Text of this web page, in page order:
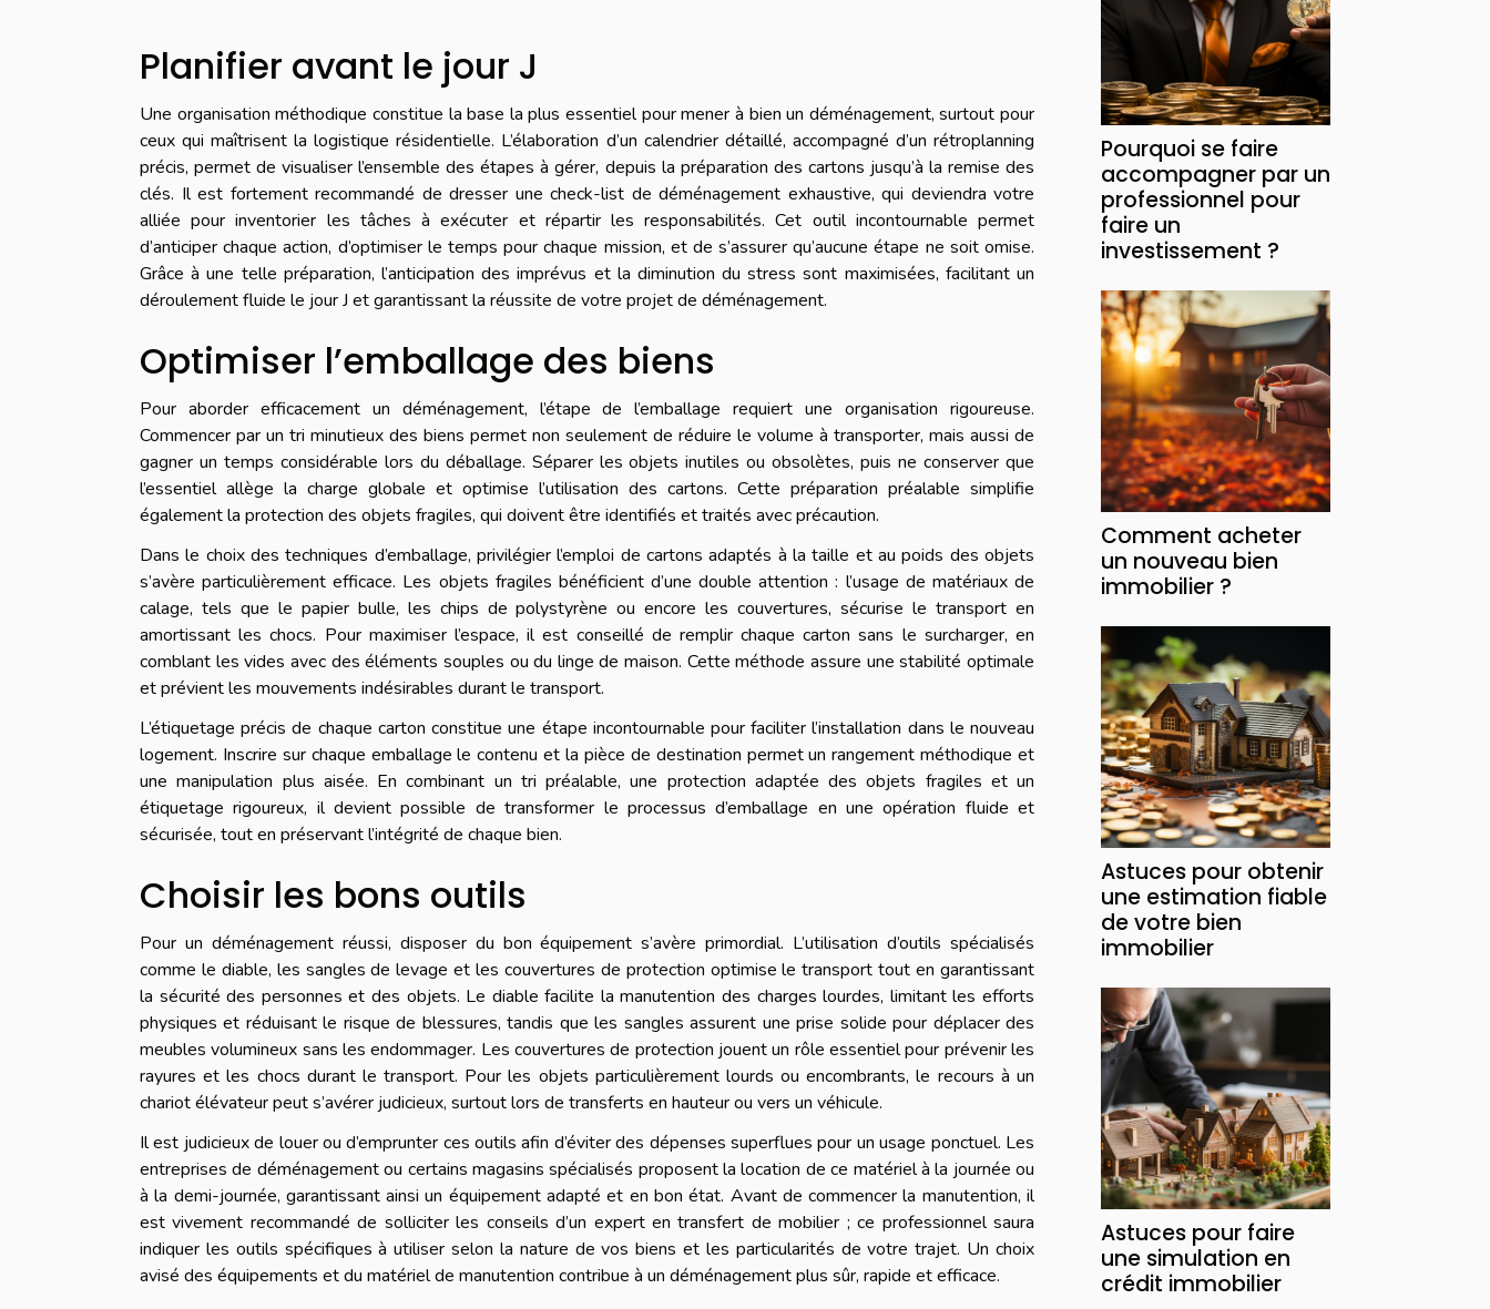
Planifier avant le jour J
Une organisation méthodique constitue la base la plus essentiel pour mener à bien un déménagement, surtout pour
ceux qui maîtrisent la logistique résidentielle. L’élaboration d’un calendrier détaillé, accompagné d’un rétroplanning
précis, permet de visualiser l’ensemble des étapes à gérer, depuis la préparation des cartons jusqu’à la remise des
clés. Il est fortement recommandé de dresser une check-list de déménagement exhaustive, qui deviendra votre
alliée pour inventorier les tâches à exécuter et répartir les responsabilités. Cet outil incontournable permet
d’anticiper chaque action, d’optimiser le temps pour chaque mission, et de s’assurer qu’aucune étape ne soit omise.
Grâce à une telle préparation, l’anticipation des imprévus et la diminution du stress sont maximisées, facilitant un
déroulement fluide le jour J et garantissant la réussite de votre projet de déménagement.
Optimiser l’emballage des biens
Pour aborder efficacement un déménagement, l’étape de l’emballage requiert une organisation rigoureuse.
Commencer par un tri minutieux des biens permet non seulement de réduire le volume à transporter, mais aussi de
gagner un temps considérable lors du déballage. Séparer les objets inutiles ou obsolètes, puis ne conserver que
l’essentiel allège la charge globale et optimise l’utilisation des cartons. Cette préparation préalable simplifie
également la protection des objets fragiles, qui doivent être identifiés et traités avec précaution.
Dans le choix des techniques d’emballage, privilégier l’emploi de cartons adaptés à la taille et au poids des objets
s’avère particulièrement efficace. Les objets fragiles bénéficient d’une double attention : l’usage de matériaux de
calage, tels que le papier bulle, les chips de polystyrène ou encore les couvertures, sécurise le transport en
amortissant les chocs. Pour maximiser l’espace, il est conseillé de remplir chaque carton sans le surcharger, en
comblant les vides avec des éléments souples ou du linge de maison. Cette méthode assure une stabilité optimale
et prévient les mouvements indésirables durant le transport.
L’étiquetage précis de chaque carton constitue une étape incontournable pour faciliter l’installation dans le nouveau
logement. Inscrire sur chaque emballage le contenu et la pièce de destination permet un rangement méthodique et
une manipulation plus aisée. En combinant un tri préalable, une protection adaptée des objets fragiles et un
étiquetage rigoureux, il devient possible de transformer le processus d’emballage en une opération fluide et
sécurisée, tout en préservant l’intégrité de chaque bien.
Choisir les bons outils
Pour un déménagement réussi, disposer du bon équipement s’avère primordial. L’utilisation d’outils spécialisés
comme le diable, les sangles de levage et les couvertures de protection optimise le transport tout en garantissant
la sécurité des personnes et des objets. Le diable facilite la manutention des charges lourdes, limitant les efforts
physiques et réduisant le risque de blessures, tandis que les sangles assurent une prise solide pour déplacer des
meubles volumineux sans les endommager. Les couvertures de protection jouent un rôle essentiel pour prévenir les
rayures et les chocs durant le transport. Pour les objets particulièrement lourds ou encombrants, le recours à un
chariot élévateur peut s’avérer judicieux, surtout lors de transferts en hauteur ou vers un véhicule.
Il est judicieux de louer ou d’emprunter ces outils afin d’éviter des dépenses superflues pour un usage ponctuel. Les
entreprises de déménagement ou certains magasins spécialisés proposent la location de ce matériel à la journée ou
à la demi-journée, garantissant ainsi un équipement adapté et en bon état. Avant de commencer la manutention, il
est vivement recommandé de solliciter les conseils d’un expert en transfert de mobilier ; ce professionnel saura
indiquer les outils spécifiques à utiliser selon la nature de vos biens et les particularités de votre trajet. Un choix
avisé des équipements et du matériel de manutention contribue à un déménagement plus sûr, rapide et efficace.
Pourquoi se faire
accompagner par un
professionnel pour
faire un
investissement ?
Comment acheter
un nouveau bien
immobilier ?
Astuces pour obtenir
une estimation fiable
de votre bien
immobilier
Astuces pour faire
une simulation en
crédit immobilier